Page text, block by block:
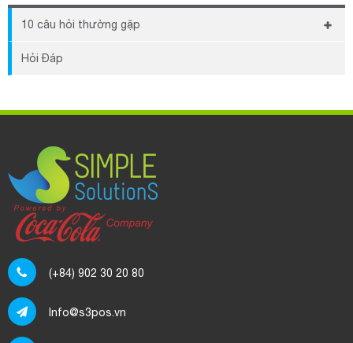
10 câu hỏi thường gặp
Khi chưa kịp đóng phí thì có thể sử dụng được phần
hiện ra sao?
Phí sử dụng phần mềm S3POS được tính như thế nào?
Dữ liệu trên S3POS được lưu trữ như thế nào? Có bảo
mật không?
tiền 1 lần duy nhất?
Hỏi Đáp
(+84) 902 30 20 80
Info@s3pos.vn